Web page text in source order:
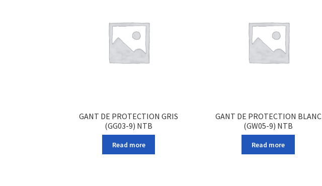
GANT DE PROTECTION GRIS
(GG03-9) NTB
Read more
GANT DE PROTECTION BLANC
(GW05-9) NTB
Read more